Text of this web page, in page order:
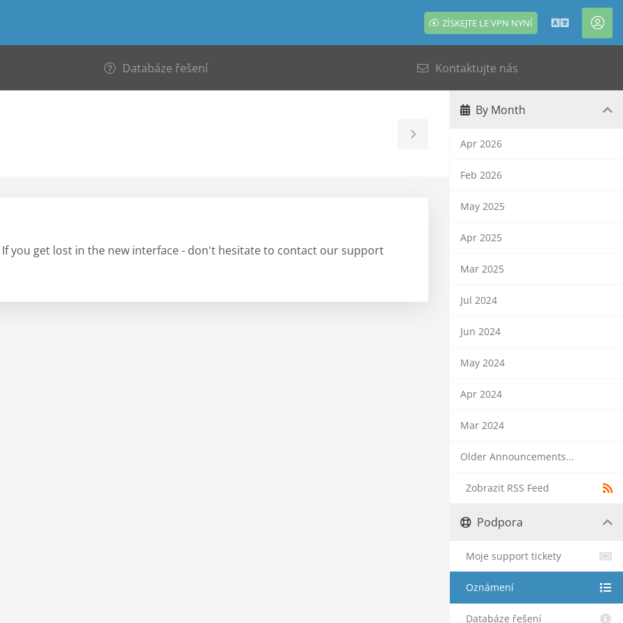
ZÍSKEJTE LE VPN NYNÍ Čeština
Databáze řešení Kontaktujte nás
Toggle
Sidebar
you get lost in the new interface - don't hesitate to contact our support
By Month
Apr 2026
Feb 2026
May 2025
Apr 2025
Mar 2025
Jul 2024
Jun 2024
May 2024
Apr 2024
Mar 2024
Older Announcements...
Zobrazit RSS Feed
Podpora
Moje support tickety
Oznámení
Databáze řešení